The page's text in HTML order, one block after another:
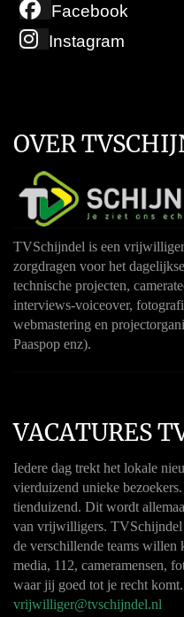
Facebook
Instagram
OVER
TVSchijndel is een
zorgdragen voor het
technische projecten,
interviews-voiceover,
webmastering en
Paaspop enz).
VACATURES
Iedere dag trekt het lokale
vierduizend unieke
tienduizend. Dit wordt
van vrijwilligers. TVSchijndel
de verschillende teams willen
media, 112, cameramensen,
waar jij goed tot je recht
vrijwilliger@tvschijndel.nl